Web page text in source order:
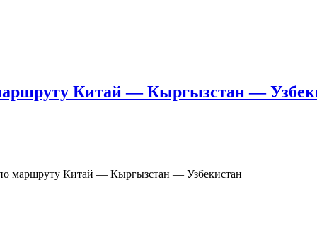
Китай — Кыргызстан —
маршруту Китай — Кыргызстан — Узбекистан